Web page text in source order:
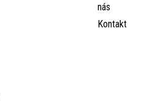
nás
Kontakt